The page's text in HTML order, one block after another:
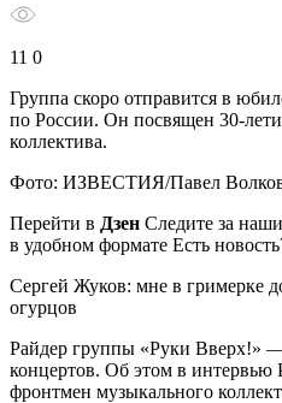
11 0
Группа скоро отправится в
по России. Он посвящен 30-
коллектива.
Фото: ИЗВЕСТИЯ/Павел
Перейти в Дзен Следите за
в удобном формате Есть
Сергей Жуков: мне в гримерке
огурцов
Райдер группы «Руки Вверх!» —
концертов. Об этом в
фронтмен музыкального